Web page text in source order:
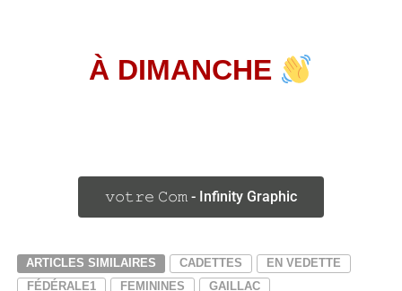
À DIMANCHE
𝚟𝚘𝚝𝚛𝚎 𝙲𝚘𝚖 - Infinity Graphic
ARTICLES SIMILAIRES CADETTES
EN VEDETTE
FÉDÉRALE1
FEMININES
GAILLAC